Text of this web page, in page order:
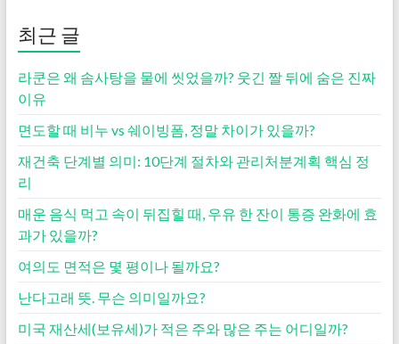
최근 글
라쿤은 왜 솜사탕을 물에 씻었을까? 웃긴 짤 뒤에 숨은 진짜
이유
면도할 때 비누 vs 쉐이빙폼, 정말 차이가 있을까?
재건축 단계별 의미: 10단계 절차와 관리처분계획 핵심 정
리
매운 음식 먹고 속이 뒤집힐 때, 우유 한 잔이 통증 완화에 효
과가 있을까?
여의도 면적은 몇 평이나 될까요?
난다고래 뜻. 무슨 의미일까요?
미국 재산세(보유세)가 적은 주와 많은 주는 어디일까?